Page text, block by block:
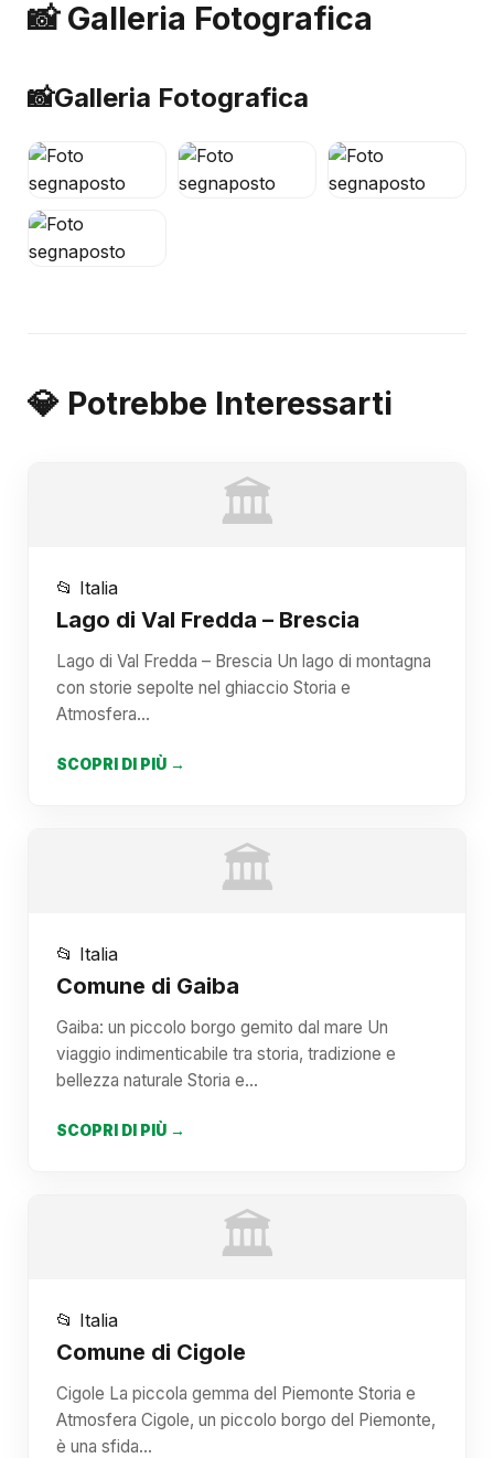
📸 Galleria Fotografica
📸Galleria Fotografica
💎 Potrebbe Interessarti
🏛️
📂 Italia
Lago di Val Fredda – Brescia
Lago di Val Fredda – Brescia Un lago di montagna
con storie sepolte nel ghiaccio Storia e
Atmosfera…
SCOPRI DI PIÙ →
🏛️
📂 Italia
Comune di Gaiba
Gaiba: un piccolo borgo gemito dal mare Un
viaggio indimenticabile tra storia, tradizione e
bellezza naturale Storia e…
SCOPRI DI PIÙ →
🏛️
📂 Italia
Comune di Cigole
Cigole La piccola gemma del Piemonte Storia e
Atmosfera Cigole, un piccolo borgo del Piemonte,
è una sfida…